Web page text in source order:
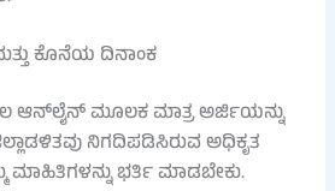
ಕೊನೆಯ ದಿನಾಂಕ
ಆನ್‌ಲೈನ್ ಮೂಲಕ ಮಾತ್ರ ಅರ್ಜಿಯನ್ನು
ನಿಗದಿಪಡಿಸಿರುವ ಅಧಿಕೃತ
ಭರ್ತಿ ಮಾಡಬೇಕು.